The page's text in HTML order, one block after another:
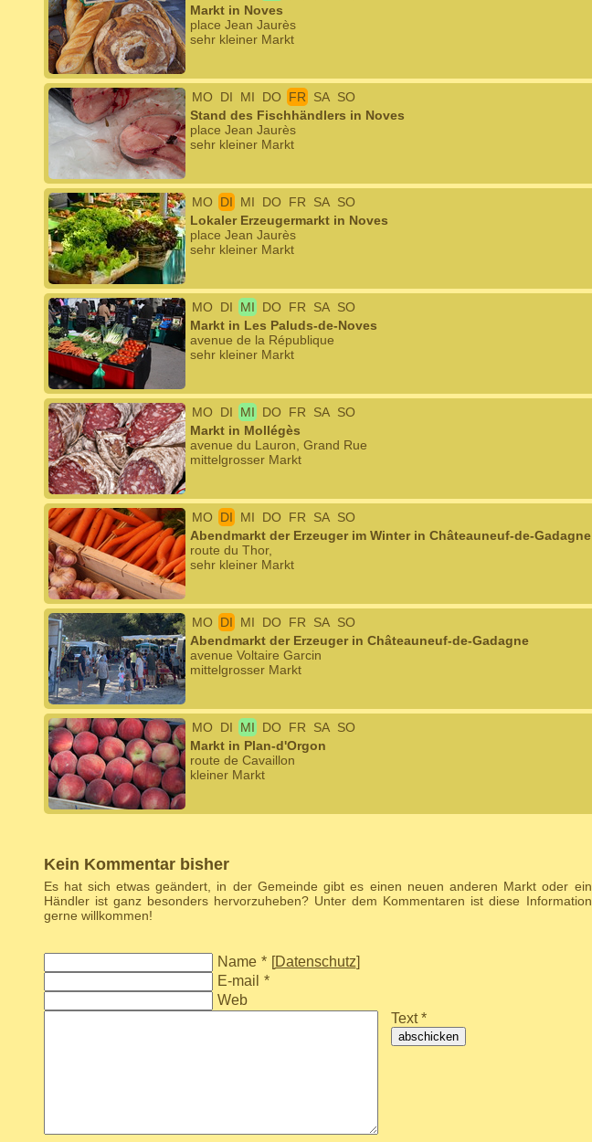
Markt in Noves
place Jean Jaurès
sehr kleiner Markt
MO DI MI DO FR SA SO
Stand des Fischhändlers in Noves
place Jean Jaurès
sehr kleiner Markt
MO DI MI DO FR SA SO
Lokaler Erzeugermarkt in Noves
place Jean Jaurès
sehr kleiner Markt
MO DI MI DO FR SA SO
Markt in Les Paluds-de-Noves
avenue de la République
sehr kleiner Markt
MO DI MI DO FR SA SO
Markt in Mollégès
avenue du Lauron, Grand Rue
mittelgrosser Markt
MO DI MI DO FR SA SO
Abendmarkt der Erzeuger im Winter in Châteauneuf-de-Gadagne
route du Thor,
sehr kleiner Markt
MO DI MI DO FR SA SO
Abendmarkt der Erzeuger in Châteauneuf-de-Gadagne
avenue Voltaire Garcin
mittelgrosser Markt
MO DI MI DO FR SA SO
Markt in Plan-d'Orgon
route de Cavaillon
kleiner Markt
Kein Kommentar bisher
Es hat sich etwas geändert, in der Gemeinde gibt es einen neuen anderen Markt oder ein
Händler ist ganz besonders hervorzuheben? Unter dem Kommentaren ist diese Information
gerne willkommen!
Name * [Datenschutz]
E-mail *
Web
Text *
abschicken